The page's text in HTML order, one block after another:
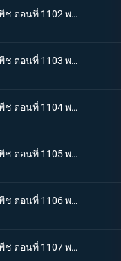
One piece วันพีช ตอนที่ 1102 พากย์ไทย แผนการอันผิดแผก ปฏิบัติการหนีจากเอ็กเฮด
One piece วันพีช ตอนที่ 1103 พากย์ไทย หันหลังให้พ่อของฉัน! ความปรารถนาอันไร้ประโยชน์ของบอนนี่!
One piece วันพีช ตอนที่ 1104 พากย์ไทย สถานการณ์สิ้นหวัง การโจมตีเต็มกำลังของเซราฟิม
One piece วันพีช ตอนที่ 1105 พากย์ไทย การกบฏอันงดงาม สตุสซี่คนทรยศ
One piece วันพีช ตอนที่ 1106 พากย์ไทย เกิดเหตุฉุกเฉิน ตามหาดอกเตอร์เวก้าพังค์
One piece วันพีช ตอนที่ 1107 พากย์ไทย สั่นสะท้าน เงื้อมมือมารที่แอบเข้ามาในศูนย์วิจัย